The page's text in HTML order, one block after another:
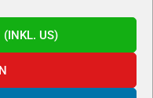
(INKL. US)